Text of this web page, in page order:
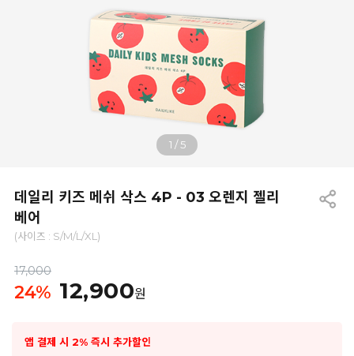
1 /5
데일리 키즈 메쉬 삭스 4P - 03 오렌지 젤리
베어
(사이즈 : S/M/L/XL)
17,000
24% 12,900원
앱 결제 시 2% 즉시 추가할인